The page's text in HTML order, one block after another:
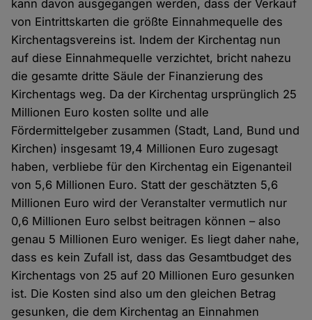
kann davon ausgegangen werden, dass der Verkauf
von Eintrittskarten die größte Einnahmequelle des
Kirchentagsvereins ist. Indem der Kirchentag nun
auf diese Einnahmequelle verzichtet, bricht nahezu
die gesamte dritte Säule der Finanzierung des
Kirchentags weg. Da der Kirchentag ursprünglich 25
Millionen Euro kosten sollte und alle
Fördermittelgeber zusammen (Stadt, Land, Bund und
Kirchen) insgesamt 19,4 Millionen Euro zugesagt
haben, verbliebe für den Kirchentag ein Eigenanteil
von 5,6 Millionen Euro. Statt der geschätzten 5,6
Millionen Euro wird der Veranstalter vermutlich nur
0,6 Millionen Euro selbst beitragen können – also
genau 5 Millionen Euro weniger. Es liegt daher nahe,
dass es kein Zufall ist, dass das Gesamtbudget des
Kirchentags von 25 auf 20 Millionen Euro gesunken
ist. Die Kosten sind also um den gleichen Betrag
gesunken, die dem Kirchentag an Einnahmen